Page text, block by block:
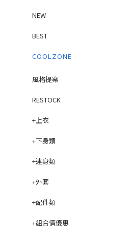
NEW
BEST
風格提案
RESTOCK
+上衣
+下身類
+連身類
+外套
+配件類
+組合價優惠